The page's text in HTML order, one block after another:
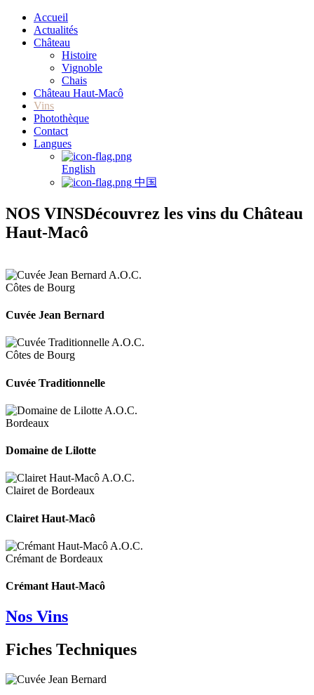
Accueil
Actualités
Château
Histoire
Vignoble
Chais
Château Haut-Macô
Vins
Photothèque
Contact
Langues
English
中国
NOS VINSDécouvrez les vins du Château
Haut-Macô
A.O.C.
Côtes de Bourg
Cuvée Jean Bernard
A.O.C.
Côtes de Bourg
Cuvée Traditionnelle
A.O.C.
Bordeaux
Domaine de Lilotte
A.O.C.
Clairet de Bordeaux
Clairet Haut-Macô
A.O.C.
Crémant de Bordeaux
Crémant Haut-Macô
Nos Vins
Fiches Techniques